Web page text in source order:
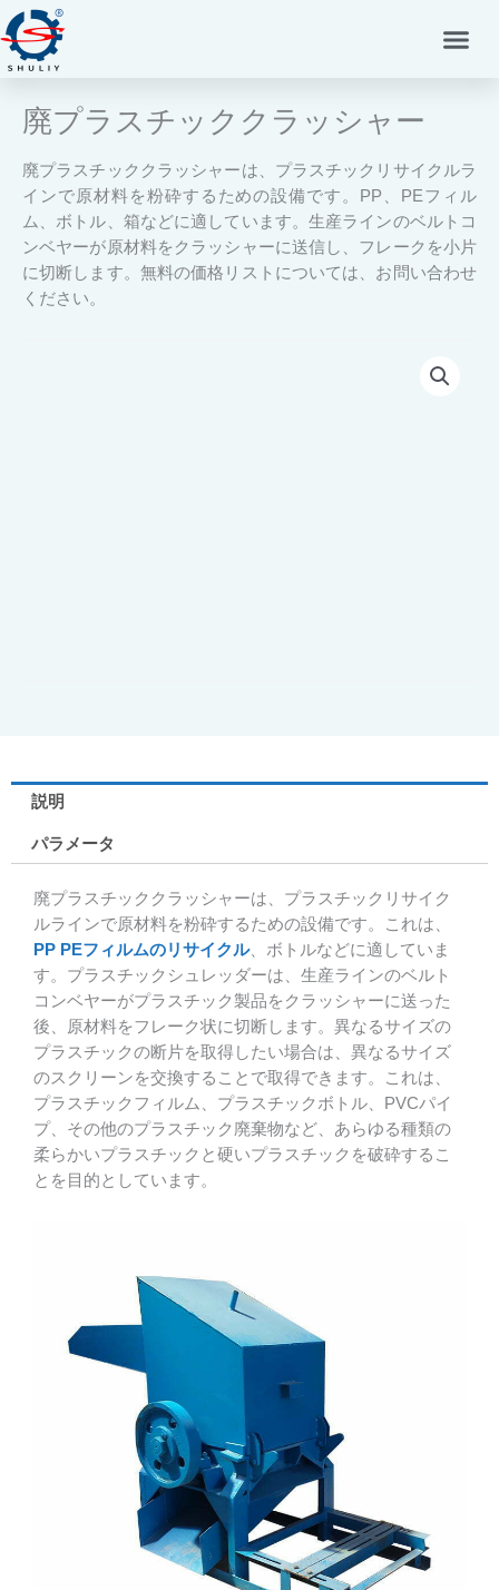
容
を
廃プラスチッククラッシャー
廃プラスチッククラッシャーは、プラスチックリサイクルラ
インで原材料を粉砕するための設備です。PP、PEフィル
ム、ボトル、箱などに適しています。生産ラインのベルトコ
ンベヤーが原材料をクラッシャーに送信し、フレークを小片
に切断します。無料の価格リストについては、お問い合わせ
ください。
説明
パラメータ
廃プラスチッククラッシャーは、プラスチックリサイク
ルラインで原材料を粉砕するための設備です。これは、
PP PEフィルムのリサイクル、ボトルなどに適していま
す。プラスチックシュレッダーは、生産ラインのベルト
コンベヤーがプラスチック製品をクラッシャーに送った
後、原材料をフレーク状に切断します。異なるサイズの
プラスチックの断片を取得したい場合は、異なるサイズ
のスクリーンを交換することで取得できます。これは、
プラスチックフィルム、プラスチックボトル、PVCパイ
プ、その他のプラスチック廃棄物など、あらゆる種類の
柔らかいプラスチックと硬いプラスチックを破砕するこ
とを目的としています。